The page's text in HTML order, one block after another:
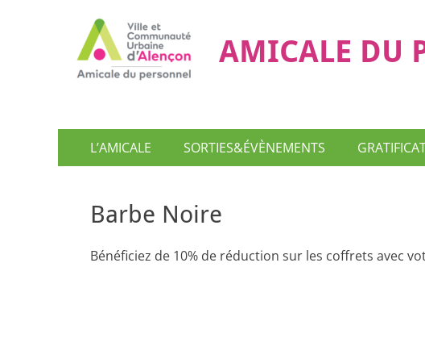
AMICALE DU
Menu
principal
L’AMICALE SORTIES&ÉVÈNEMENTS
Barbe Noire
Bénéficiez de 10% de réduction sur les coffrets avec